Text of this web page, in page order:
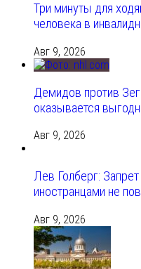
Три минуты для
человека в
Авг 9, 2026
Демидов против
оказывается
Авг 9, 2026
Лев Голберг:
иностранцами не
Авг 9, 2026